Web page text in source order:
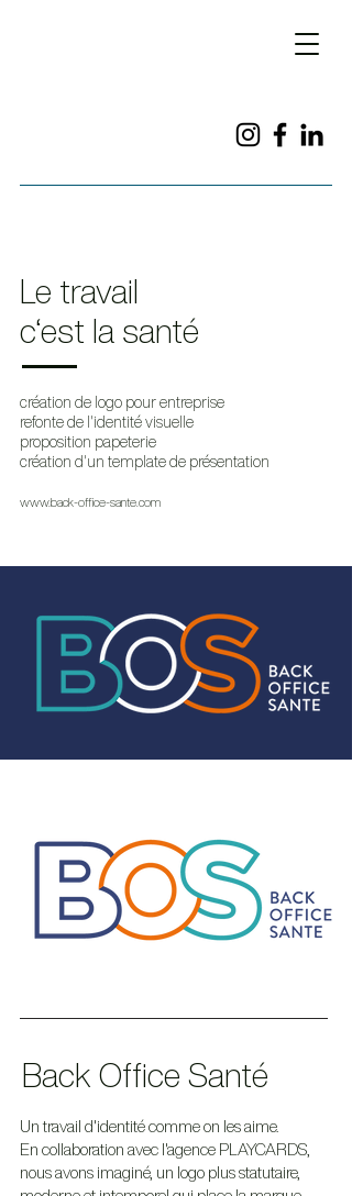
Le travail
c‘est la santé
création de logo pour entreprise
refonte de l'identité visuelle
proposition papeterie
création d'un template de présentation
www.back-office-sante.com
Back Office Santé
Un travail d'identité comme on les aime.
En collaboration avec l'agence PLAYCARDS,
nous avons imaginé, un logo plus statutaire,